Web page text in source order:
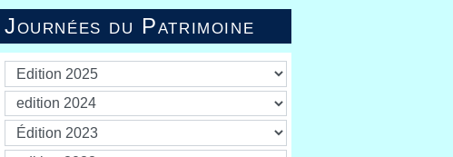
Journées du Patrimoine